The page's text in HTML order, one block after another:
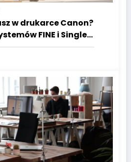
w drukarce Canon?
FINE i Single